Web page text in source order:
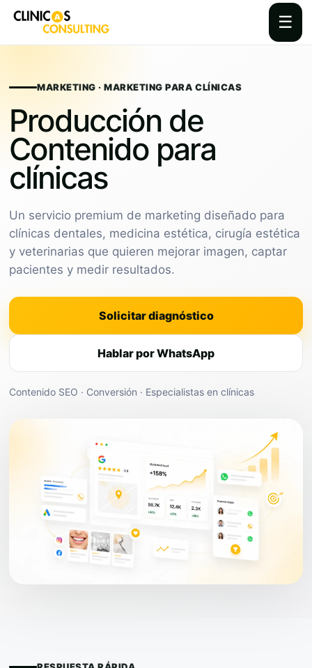
☰
contentMARKETING · MARKETING PARA CLÍNICAS
Producción de
Contenido para
clínicas
Un servicio premium de marketing diseñado para
clínicas dentales, medicina estética, cirugía estética
y veterinarias que quieren mejorar imagen, captar
pacientes y medir resultados.
Solicitar diagnóstico
Hablar por WhatsApp
Contenido SEO · Conversión · Especialistas en clínicas